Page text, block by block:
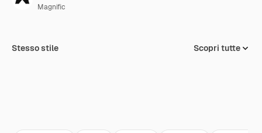
Magnific
Stesso stile Scopri tutte